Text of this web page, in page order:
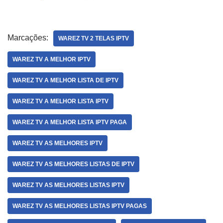
Marcações: WAREZ TV 2 TELAS IPTV
WAREZ TV A MELHOR IPTV
WAREZ TV A MELHOR LISTA DE IPTV
WAREZ TV A MELHOR LISTA IPTV
WAREZ TV A MELHOR LISTA IPTV PAGA
WAREZ TV AS MELHORES IPTV
WAREZ TV AS MELHORES LISTAS DE IPTV
WAREZ TV AS MELHORES LISTAS IPTV
WAREZ TV AS MELHORES LISTAS IPTV PAGAS